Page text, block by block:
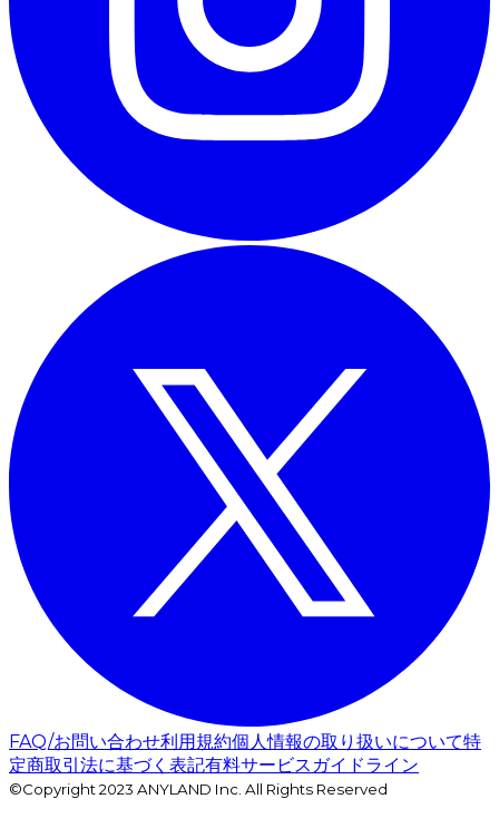
FAQ/お問い合わせ利用規約個人情報の取り扱いについて特
定商取引法に基づく表記有料サービスガイドライン
©Copyright 2023 ANYLAND Inc. All Rights Reserved